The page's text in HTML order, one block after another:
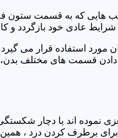
هایی که به قسمت ستون
عادی خود بازگردد و
استفاده قرار می
قسمت های مختلف
نموده اند یا دچار
برطرف کردن درد ،